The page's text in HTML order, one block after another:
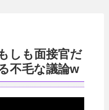
しも面接官だ
不毛な議論w